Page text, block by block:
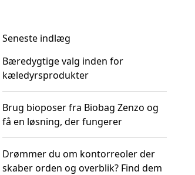
Seneste indlæg
Bæredygtige valg inden for
kæledyrsprodukter
Brug bioposer fra Biobag Zenzo og
få en løsning, der fungerer
Drømmer du om kontorreoler der
skaber orden og overblik? Find dem